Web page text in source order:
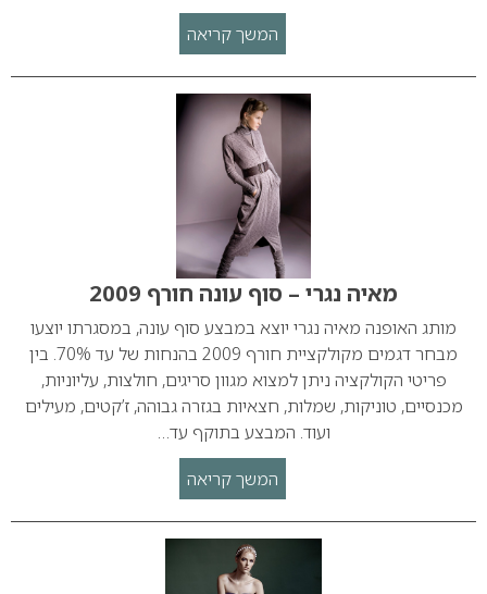
המשך קריאה
מאיה נגרי – סוף עונה חורף 2009
מותג האופנה מאיה נגרי יוצא במבצע סוף עונה, במסגרתו יוצעו
מבחר דגמים מקולקציית חורף 2009 בהנחות של עד 70%. בין
פריטי הקולקציה ניתן למצוא מגוון סריגים, חולצות, עליוניות,
מכנסיים, טוניקות, שמלות, חצאיות בגזרה גבוהה, ז’קטים, מעילים
ועוד. המבצע בתוקף עד…
המשך קריאה